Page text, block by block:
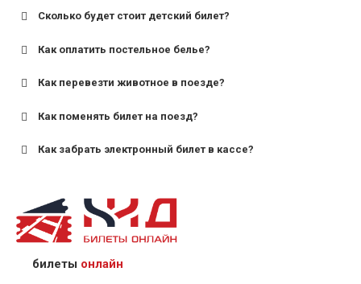
для поездов дальнего следования — от 10 лет и
для пригородных поездов — от 7 лет.
Сколько будет стоит детский билет?
Как оплатить постельное белье?
Как перевезти животное в поезде?
Как поменять билет на поезд?
Как забрать электронный билет в кассе?
назвав кассиру 14-значный номер заказа;
предъявив удостоверение личности пассажира, на
кого оформлен билет.
билеты онлайн